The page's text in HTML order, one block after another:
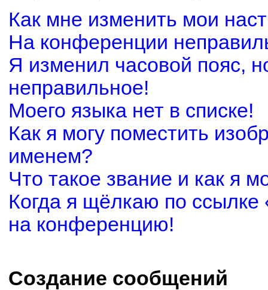
Как мне изменить мои
На конференции
Я изменил часовой пояс,
неправильное!
Моего языка нет в списке!
Как я могу поместить
именем?
Что такое звание и как я
Когда я щёлкаю по ссылке
на конференцию!
Создание сообщений